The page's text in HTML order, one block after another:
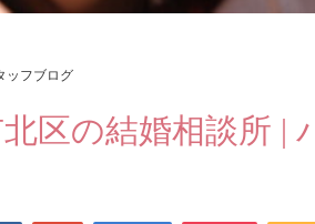
ッフブログ
北区の結婚相談所